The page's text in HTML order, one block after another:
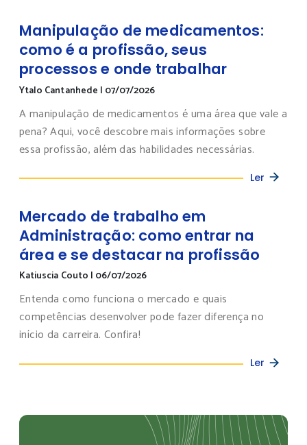
Manipulação de medicamentos:
como é a profissão, seus
processos e onde trabalhar
Ytalo Cantanhede | 07/07/2026
A manipulação de medicamentos é uma área que vale a
pena? Aqui, você descobre mais informações sobre
essa profissão, além das habilidades necessárias.
Ler
Mercado de trabalho em
Administração: como entrar na
área e se destacar na profissão
Katiuscia Couto | 06/07/2026
Entenda como funciona o mercado e quais
competências desenvolver pode fazer diferença no
início da carreira. Confira!
Ler